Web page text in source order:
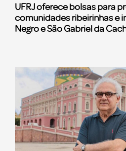
UFRJ oferece bolsas para
comunidades ribeirinhas e
Negro e São Gabriel da